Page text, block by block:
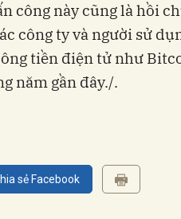
công này cũng là hồi
công ty và người sử
tiền điện tử như
năm gần đây./.
sẻ Facebook